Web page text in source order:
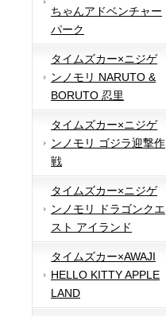
ちゃんアドベンチャー
パーク
タイムズカー×ニジゲ
ンノモリ NARUTO &
BORUTO 忍里
タイムズカー×ニジゲ
ンノモリ ゴジラ迎撃作
戦
タイムズカー×ニジゲ
ンノモリ ドラゴンクエ
スト アイランド
タイムズカー×AWAJI
HELLO KITTY APPLE
LAND